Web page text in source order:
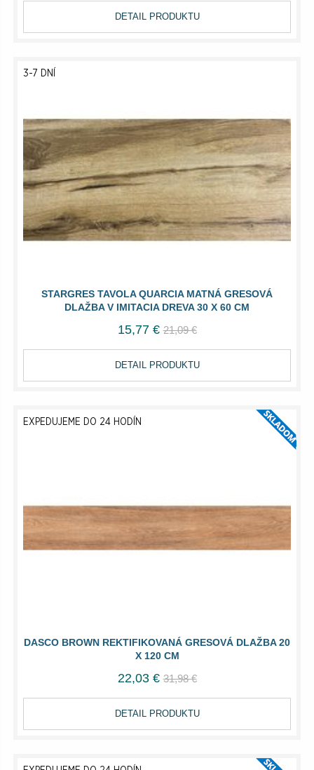
DETAIL PRODUKTU
STARGRES TAVOLA QUARCIA MATNÁ GRESOVÁ
DLAŽBA V IMITACIA DREVA 30 X 60 CM
3-7 DNÍ
15,77 € 21,09 €
DETAIL PRODUKTU
DASCO BROWN REKTIFIKOVANÁ GRESOVÁ DLAŽBA 20
X 120 CM
EXPEDUJEME DO 24 HODÍN
22,03 € 31,98 €
DETAIL PRODUKTU